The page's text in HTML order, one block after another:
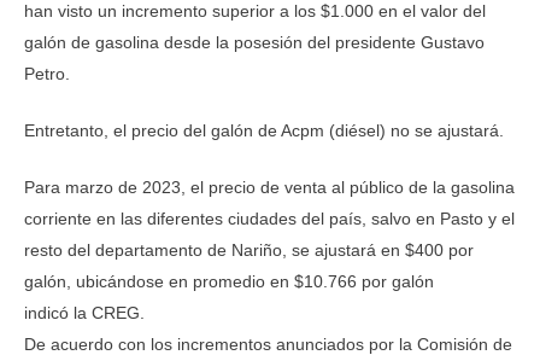
han visto un incremento superior a los $1.000 en el valor del
galón de gasolina desde la posesión del presidente Gustavo
Petro.
Entretanto, el precio del galón de Acpm (diésel) no se ajustará.
Para marzo de 2023, el precio de venta al público de la gasolina
corriente en las diferentes ciudades del país, salvo en Pasto y el
resto del departamento de Nariño, se ajustará en $400 por
galón, ubicándose en promedio en $10.766 por galón
indicó la CREG.
De acuerdo con los incrementos anunciados por la Comisión de